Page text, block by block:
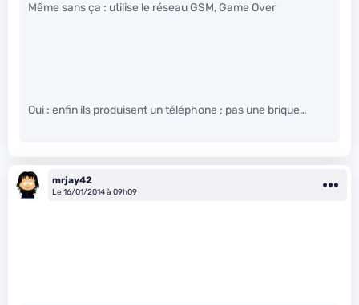
Même sans ça : utilise le réseau GSM, Game Over
Oui : enfin ils produisent un téléphone ; pas une brique…
mrjay42
Le 16/01/2014 à 09h09